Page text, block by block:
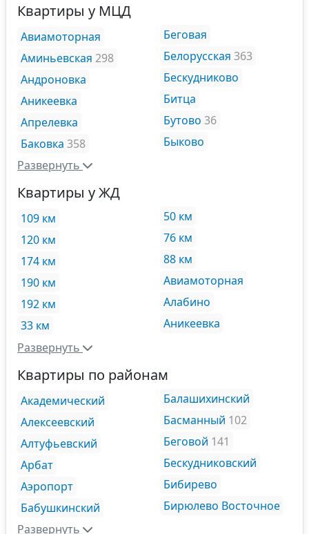
Квартиры у МЦД
Авиамоторная
Аминьевская 298
Андроновка
Аникеевка
Апрелевка
Баковка 358
Беговая
Белорусская 363
Бескудниково
Битца
Бутово 36
Быково
Развернуть
Квартиры у ЖД
109 км
120 км
174 км
190 км
192 км
33 км
50 км
76 км
88 км
Авиамоторная
Алабино
Аникеевка
Развернуть
Квартиры по районам
Академический
Алексеевский
Алтуфьевский
Арбат
Аэропорт
Бабушкинский
Балашихинский
Басманный 102
Беговой 141
Бескудниковский
Бибирево
Бирюлево Восточное
Развернуть